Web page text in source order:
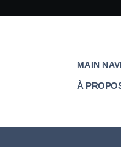
MAIN
À
sous-navigation Arborescence
sous-